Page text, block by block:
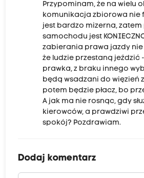
Przypominam, że na wielu
komunikacja zbiorowa nie
jest bardzo mizerna,
samochodu jest
zabierania prawa jazdy
że ludzie przestaną jeździć
prawka, z braku innego
będą wsadzani do więzień
potem będzie płacz, bo
A jak ma nie rosnąc, gdy
kierowców, a prawdziwi
spokój? Pozdrawiam.
Dodaj komentarz